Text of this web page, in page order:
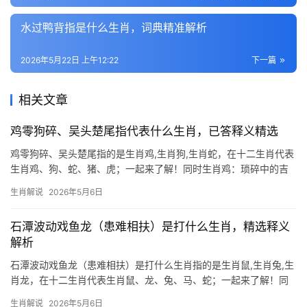
水过鸭背指是什么生肖，词典精准解析
下一篇
2026年5月22日 上午12:22
相关文章
鸡零狗碎、吴头楚尾指代表什么生肖，已答释义精选
鸡零狗碎、吴头楚尾指的是生肖鸡,生肖狗,生肖蛇，在十二生肖代表
生肖鸡、狗、蛇、猪、虎；一起来了解！同时生肖鸡：琐碎中的吉
时”，明年甲辰年（2024年），属鸡人遇“辰酉合”，事业上小麻烦不
生肖解说 2026年5月6日
石潭波动戏鱼龙（患难相扶）是打什么生肖，精选释义
解析
石潭波动戏鱼龙（患难相扶）是打什么生肖指的是生肖鼠,生肖兔,生
肖龙，在十二生肖代表生肖鼠、龙、兔、马、蛇；一起来了解！同
生肖解说 2026年5月6日